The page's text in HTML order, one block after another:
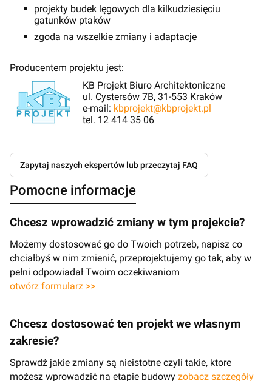
projekty budek lęgowych dla kilkudziesięciu
gatunków ptaków
zgoda na wszelkie zmiany i adaptacje
Producentem projektu jest:
KB Projekt Biuro Architektoniczne
ul. Cystersów 7B, 31-553 Kraków
e-mail: kbprojekt@kbprojekt.pl
tel. 12 414 35 06
Zapytaj naszych ekspertów lub przeczytaj FAQ
Pomocne informacje
Chcesz wprowadzić zmiany w tym projekcie?
Możemy dostosować go do Twoich potrzeb, napisz co
chciałbyś w nim zmienić, przeprojektujemy go tak, aby w
pełni odpowiadał Twoim oczekiwaniom
otwórz formularz >>
Chcesz dostosować ten projekt we własnym
zakresie?
Sprawdź jakie zmiany są nieistotne czyli takie, ktore
możesz wprowadzić na etapie budowy zobacz szczegóły